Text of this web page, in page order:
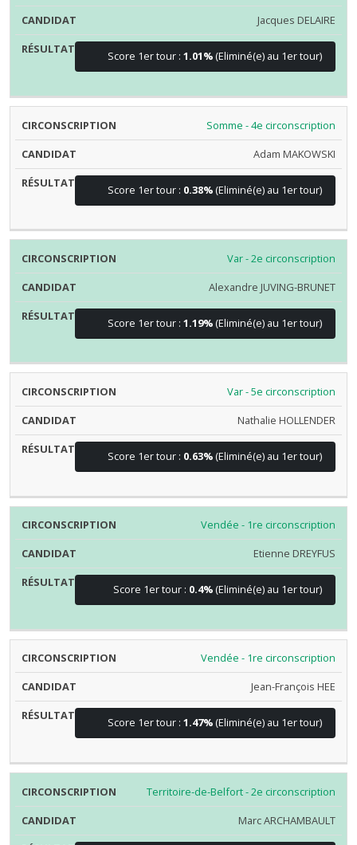
Jacques DELAIRE
Score 1er tour :1.01% (Eliminé(e) au 1er tour)
Somme - 4e circonscription
Adam MAKOWSKI
Score 1er tour : 0.38% (Eliminé(e) au 1er tour)
Var - 2e circonscription
Alexandre JUVING-BRUNET
Score 1er tour :1.19% (Eliminé(e) au 1er tour)
Var - 5e circonscription
Nathalie HOLLENDER
Score 1er tour : 0.63% (Eliminé(e) au 1er tour)
Vendée - 1re circonscription
Etienne DREYFUS
Score 1er tour : 0.4% (Eliminé(e) au 1er tour)
Vendée - 1re circonscription
Jean-François HEE
Score 1er tour :1.47% (Eliminé(e) au 1er tour)
Territoire-de-Belfort - 2e circonscription
Marc ARCHAMBAULT